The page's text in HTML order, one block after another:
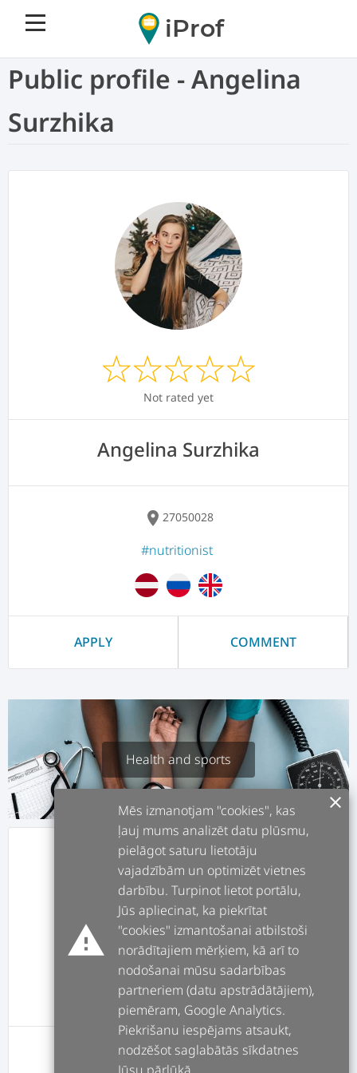
iProf
Public profile - Angelina
Surzhika
Not rated yet
Angelina Surzhika
location_on 27050028
#nutritionist
APPLY COMMENT
Health and sports
infoABOUT
assignment JOBS
forumPOSTS
REVIEWS
This user has no posts yet
warning
Mēs izmanotjam "cookies", kas
ļauj mums analizēt datu plūsmu,
pielāgot saturu lietotāju
vajadzībām un optimizēt vietnes
darbību. Turpinot lietot portālu,
Jūs apliecinat, ka piekrītat
"cookies" izmantošanai atbilstoši
norādītajiem mērķiem, kā arī to
nodošanai mūsu sadarbības
partneriem (datu apstrādātājiem),
piemēram, Google Analytics.
Piekrišanu iespējams atsaukt,
nodzēšot saglabātās sīkdatnes
clear